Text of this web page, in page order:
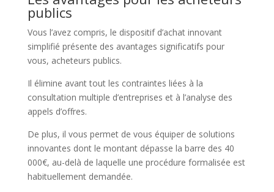
publics
Vous l’avez compris, le dispositif d’achat innovant
simplifié présente des avantages significatifs pour
vous, acheteurs publics.
Il élimine avant tout les contraintes liées à la
consultation multiple d’entreprises et à l’analyse des
appels d’offres.
De plus, il vous permet de vous équiper de solutions
innovantes dont le montant dépasse la barre des 40
000€, au-delà de laquelle une procédure formalisée est
habituellement demandée.